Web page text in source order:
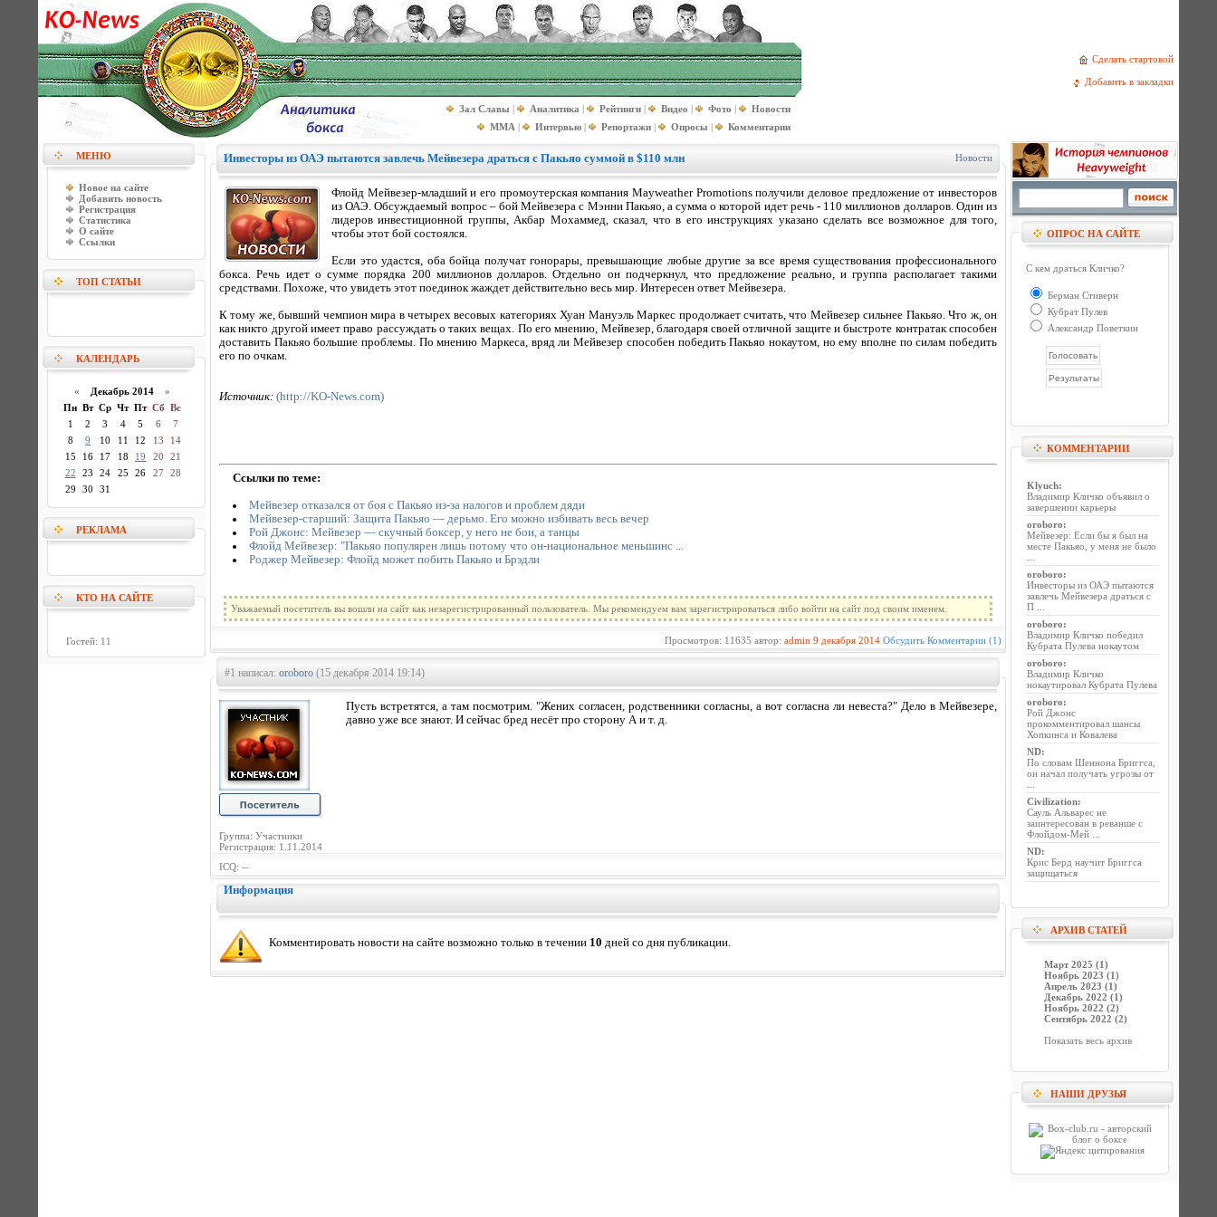
Сделать стартовой
Добавить в закладки
Зал Славы | Аналитика | Рейтинги | Видео | Фото |
Новости
MMA | Интервью | Репортажи | Опросы | Комментарии
МЕНЮ
Новое на сайте
Добавить новость
Регистрация
Статистика
О сайте
Ссылки
ТОП СТАТЬИ
КАЛЕНДАРЬ
« Декабрь 2014 »
Пн Вт Ср Чт Пт Сб Вс
1
2 3 4 5 6
7
8
9 10 11 12 13
14
15
16 17 18 19 20
21
22
23 24 25 26 27
28
29
30 31
РЕКЛАМА
КТО НА САЙТЕ
Гостей: 11
Инвесторы из ОАЭ пытаются завлечь Мейвезера драться с Пакьяо суммой в $110 млн Новости
Флойд Мейвезер-младший и его промоутерская компания Mayweather Promotions получили деловое предложение от инвесторов
из ОАЭ. Обсуждаемый вопрос – бой Мейвезера с Мэнни Пакьяо, а сумма о которой идет речь - 110 миллионов долларов. Один из
лидеров инвестиционной группы, Акбар Мохаммед, сказал, что в его инструкциях указано сделать все возможное для того,
чтобы этот бой состоялся.
Если это удастся, оба бойца получат гонорары, превышающие любые другие за все время существования профессионального
бокса. Речь идет о сумме порядка 200 миллионов долларов. Отдельно он подчеркнул, что предложение реально, и группа располагает такими
средствами. Похоже, что увидеть этот поединок жаждет действительно весь мир. Интересен ответ Мейвезера.
К тому же, бывший чемпион мира в четырех весовых категориях Хуан Мануэль Маркес продолжает считать, что Мейвезер сильнее Пакьяо. Что ж, он
как никто другой имеет право рассуждать о таких вещах. По его мнению, Мейвезер, благодаря своей отличной защите и быстроте контратак способен
доставить Пакьяо большие проблемы. По мнению Маркеса, вряд ли Мейвезер способен победить Пакьяо нокаутом, но ему вполне по силам победить
его по очкам.
Источник: (http://KO-News.com)
Ссылки по теме:
Мейвезер отказался от боя с Пакьяо из-за налогов и проблем дяди
Мейвезер-старший: Защита Пакьяо — дерьмо. Его можно избивать весь вечер
Рой Джонс: Мейвезер — скучный боксер, у него не бои, а танцы
Флойд Мейвезер: "Пакьяо популярен лишь потому что он-национальное меньшинс ...
Роджер Мейвезер: Флойд может побить Пакьяо и Брэдли
Уважаемый посетитель вы вошли на сайт как незарегистрированный пользователь. Мы рекомендуем вам зарегистрироваться либо войти на сайт под своим именем.
Просмотров: 11635 автор: admin 9 декабря 2014 Обсудить Комментарии (1)
#1 написал: oroboro (15 декабря 2014 19:14)
Группа: Участники
Регистрация: 1.11.2014
Пусть встретятся, а там посмотрим. "Жених согласен, родственники согласны, а вот согласна ли невеста?" Дело в Мейвезере,
давно уже все знают. И сейчас бред несёт про сторону А и т. д.
ICQ: --
Информация
Комментировать новости на сайте возможно только в течении 10 дней со дня публикации.
ОПРОС НА САЙТЕ
С кем драться Кличко?
Берман Стиверн
Кубрат Пулев
Александр Поветкин
КОММЕНТАРИИ
Klyuch:
Владимир Кличко объявил о
завершении карьеры
oroboro:
Мейвезер: Если бы я был на
месте Пакьяо, у меня не было
oroboro:
Инвесторы из ОАЭ пытаются
завлечь Мейвезера драться с
П ...
oroboro:
Владимир Кличко победил
Кубрата Пулева нокаутом
oroboro:
Владимир Кличко
нокаутировал Кубрата Пулева
oroboro:
Рой Джонс
прокомментировал шансы
Хопкинса и Ковалева
ND:
По словам Шеннона Бриггса,
он начал получать угрозы от
Civilization:
Сауль Альварес не
заинтересован в реванше с
Флойдом-Мей ...
ND:
Крис Берд научит Бриггса
защищаться
АРХИВ СТАТЕЙ
Март 2025 (1)
Ноябрь 2023 (1)
Апрель 2023 (1)
Декабрь 2022 (1)
Ноябрь 2022 (2)
Сентябрь 2022 (2)
Показать весь архив
НАШИ ДРУЗЬЯ